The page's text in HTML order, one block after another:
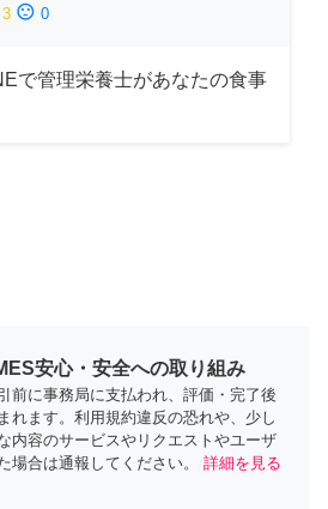
3 sentiment_dissatisfied 0
で管理栄養士があなたの食事
安心・安全への取り組み
前に事務局に支払われ、評価・完了後
れます。利用規約違反の恐れや、少し
内容のサービスやリクエストやユーザ
場合は通報してください。
詳細を見る